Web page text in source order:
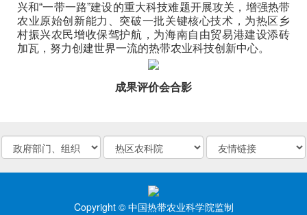
兴和“一带一路”建设的重大科技难题开展攻关，增强热带
农业原始创新能力、突破一批关键核心技术，为热区乡
村振兴农民增收保驾护航，为海南自由贸易港建设添砖
加瓦，努力创建世界一流的热带农业科技创新中心。
成果评价会合影
Copyright © 中国热带农业科学院监制